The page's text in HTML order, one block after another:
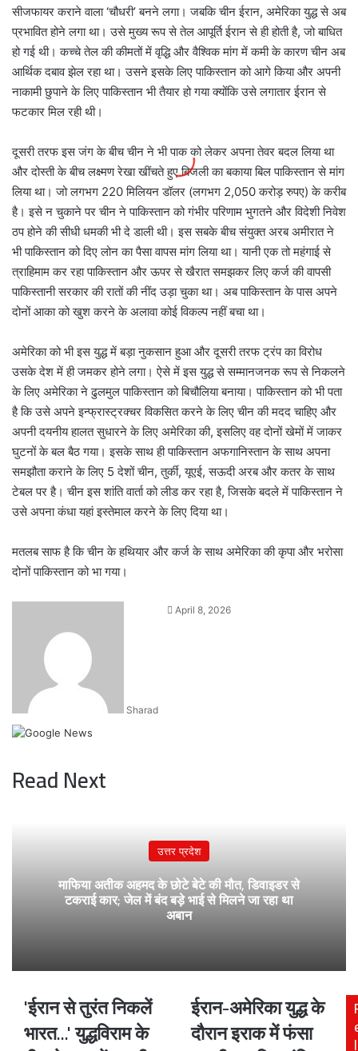
सीजफायर कराने वाला ‘चौधरी’ बनने लगा। जबकि चीन ईरान, अमेरिका युद्ध से अब
प्रभावित होने लगा था। उसे मुख्य रूप से तेल आपूर्ति ईरान से ही होती है, जो बाधित
हो गई थी। कच्चे तेल की कीमतों में वृद्धि और वैश्विक मांग में कमी के कारण चीन अब
आर्थिक दबाव झेल रहा था। उसने इसके लिए पाकिस्तान को आगे किया और अपनी
नाकामी छुपाने के लिए पाकिस्तान भी तैयार हो गया क्योंकि उसे लगातार ईरान से
फटकार मिल रही थी।
दूसरी तरफ इस जंग के बीच चीन ने भी पाक को लेकर अपना तेवर बदल लिया था
और दोस्ती के बीच लक्ष्मण रेखा खींचते हुए बिजली का बकाया बिल पाकिस्तान से मांग
लिया था। जो लगभग 220 मिलियन डॉलर (लगभग 2,050 करोड़ रुपए) के करीब
है। इसे न चुकाने पर चीन ने पाकिस्तान को गंभीर परिणाम भुगतने और विदेशी निवेश
ठप होने की सीधी धमकी भी दे डाली थी। इस सबके बीच संयुक्त अरब अमीरात ने
भी पाकिस्तान को दिए लोन का पैसा वापस मांग लिया था। यानी एक तो महंगाई से
त्राहिमाम कर रहा पाकिस्तान और ऊपर से खैरात समझकर लिए कर्ज की वापसी
पाकिस्तानी सरकार की रातों की नींद उड़ा चुका था। अब पाकिस्तान के पास अपने
दोनों आका को खुश करने के अलावा कोई विकल्प नहीं बचा था।
अमेरिका को भी इस युद्ध में बड़ा नुकसान हुआ और दूसरी तरफ ट्रंप का विरोध
उसके देश में ही जमकर होने लगा। ऐसे में इस युद्ध से सम्मानजनक रूप से निकलने
के लिए अमेरिका ने ढुलमुल पाकिस्तान को बिचौलिया बनाया। पाकिस्तान को भी पता
है कि उसे अपने इन्फ्रास्ट्रक्चर विकसित करने के लिए चीन की मदद चाहिए और
अपनी दयनीय हालत सुधारने के लिए अमेरिका की, इसलिए वह दोनों खेमों में जाकर
घुटनों के बल बैठ गया। इसके साथ ही पाकिस्तान अफगानिस्तान के साथ अपना
समझौता कराने के लिए 5 देशों चीन, तुर्की, यूएई, सऊदी अरब और कतर के साथ
टेबल पर है। चीन इस शांति वार्ता को लीड कर रहा है, जिसके बदले में पाकिस्तान ने
उसे अपना कंधा यहां इस्तेमाल करने के लिए दिया था।
मतलब साफ है कि चीन के हथियार और कर्ज के साथ अमेरिका की कृपा और भरोसा
दोनों पाकिस्तान को भा गया।
Sharad
SendApril 8, 2026
Read Next
उत्तर प्रदेश
माफिया अतीक अहमद के छोटे बेटे की मौत, डिवाइडर से
टकराई कार; जेल में बंद बड़े भाई से मिलने जा रहा था
अबान
'ईरान
तुरंत
'ईरान से तुरंत निकलें
भारत...' युद्धविराम के
ईरान-
अमेरिका
युद्ध
ईरान-अमेरिका युद्ध के
दौरान इराक में फंसा l